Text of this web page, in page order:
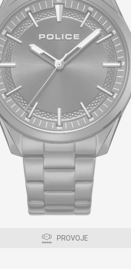
PROVOJE